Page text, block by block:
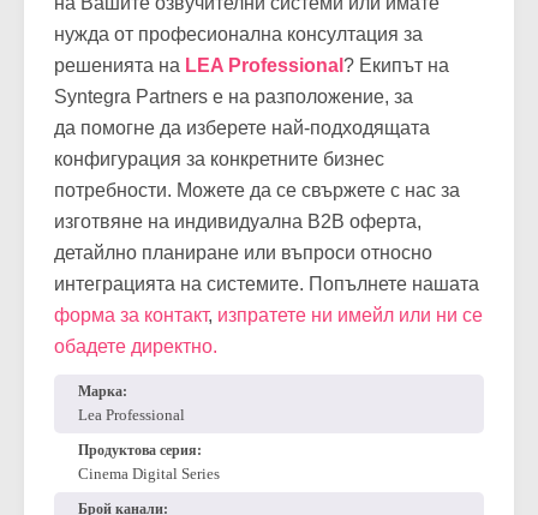
Свържете се с нас. Планирате модернизация
на Вашите озвучителни системи или имате
нужда от професионална консултация за
решенията на LEA Professional? Екипът на
Syntegra Partners е на разположение, за
да помогне да изберете най-подходящата
конфигурация за конкретните бизнес
потребности. Можете да се свържете с нас за
изготвяне на индивидуална B2B оферта,
детайлно планиране или въпроси относно
интеграцията на системите. Попълнете нашата
обадете директно.
Марка:
Lea Professional
Продуктова серия: